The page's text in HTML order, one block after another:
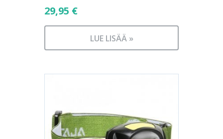
29,95 €
LUE LISÄÄ »